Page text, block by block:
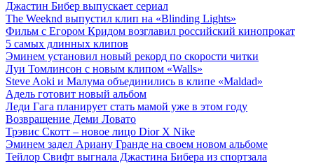
Джастин Бибер выпускает сериал
The Weeknd выпустил клип на «Blinding Lights»
Фильм с Егором Кридом возглавил российский кинопрокат
5 самых длинных клипов
Эминем установил новый рекорд по скорости читки
Луи Томлинсон с новым клипом «Walls»
Steve Aoki и Малума объединились в клипе «Maldad»
Адель готовит новый альбом
Леди Гага планирует стать мамой уже в этом году
Возвращение Деми Ловато
Трэвис Скотт – новое лицо Dior X Nike
Эминем задел Ариану Гранде на своем новом альбоме
Тейлор Свифт выгнала Джастина Бибера из спортзала